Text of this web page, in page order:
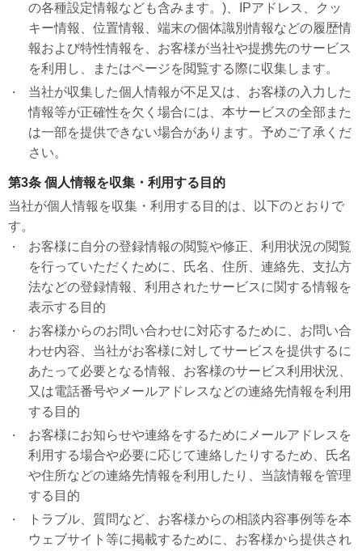
の各種設定情報なども含みます。)、IPアドレス、クッ
キー情報、位置情報、端末の個体識別情報などの履歴情
報および特性情報を、お客様が当社や提携先のサービス
を利用し、またはページを閲覧する際に収集します。
当社が収集した個人情報が不足又は、お客様の入力した
情報等が正確性を欠く場合には、本サービスの全部また
は一部を提供できない場合があります。予めご了承くだ
さい。
第3条 個人情報を収集・利用する目的
当社が個人情報を収集・利用する目的は、以下のとおりで
す。
お客様に自分の登録情報の閲覧や修正、利用状況の閲覧
を行っていただくために、氏名、住所、連絡先、支払方
法などの登録情報、利用されたサービスに関する情報を
表示する目的
お客様からのお問い合わせに対応するために、お問い合
わせ内容、当社がお客様に対してサービスを提供するに
あたって必要となる情報、お客様のサービス利用状況、
又は電話番号やメールアドレスなどの連絡先情報を利用
する目的
お客様にお知らせや連絡をするためにメールアドレスを
利用する場合や必要に応じて連絡したりするため、氏名
や住所などの連絡先情報を利用したり、当該情報を管理
する目的
トラブル、質問など、お客様からの相談内容事例等を本
ウェブサイト等に掲載するために、お客様から提供され